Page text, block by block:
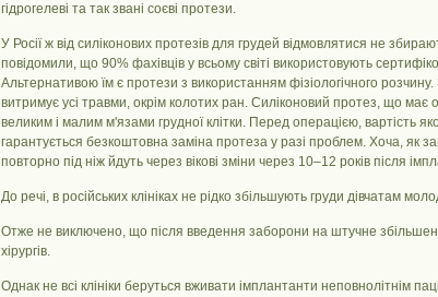
гідрогелеві та так звані соєві протези.
У Росії ж від силіконових протезів для грудей відмовлятися не
повідомили, що 90% фахівців у всьому світі використовують
Альтернативою їм є протези з використанням фізіологічного
витримує усі травми, окрім колотих ран. Силіконовий протез, що має
великим і малим м'язами грудної клітки. Перед операцією, вартість
гарантується безкоштовна заміна протеза у разі проблем. Хоча, як
повторно під ніж йдуть через вікові зміни через 10–12 років після
До речі, в російських клініках не рідко збільшують груди дівчатам
Отже не виключено, що після введення заборони на штучне
хірургів.
Однак не всі клініки беруться вживати імплантанти неповнолітнім